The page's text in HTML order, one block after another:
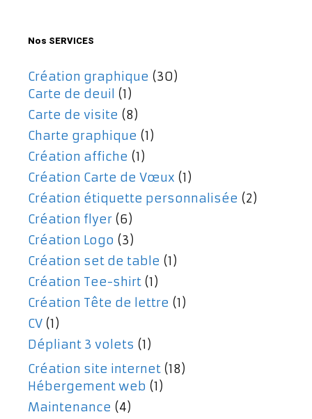
Nos SERVICES
Création graphique (30)
Carte de deuil (1)
Carte de visite (8)
Charte graphique (1)
Création affiche (1)
Création Carte de Vœux (1)
Création étiquette personnalisée (2)
Création flyer (6)
Création Logo (3)
Création set de table (1)
Création Tee-shirt (1)
Création Tête de lettre (1)
CV (1)
Dépliant 3 volets (1)
Création site internet (18)
Hébergement web (1)
Maintenance (4)